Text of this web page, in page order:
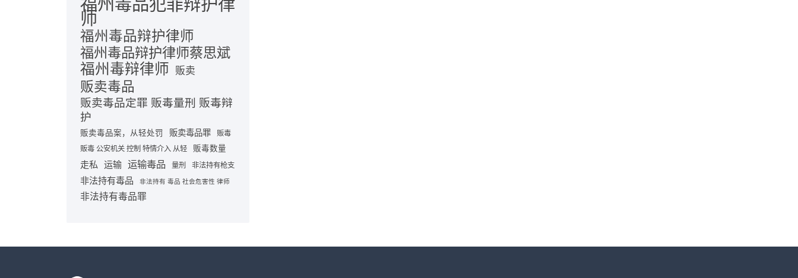
师
福州毒品辩护律师
福州毒品辩护律师蔡思斌
福州毒辩律师 贩卖
贩卖毒品
贩卖毒品定罪 贩毒量刑 贩毒辩
护
贩卖毒品案，从轻处罚 贩卖毒品罪
贩毒
贩毒 公安机关 控制 特情介入 从轻
贩毒数量
走私 运输 运输毒品 量刑 非法持有枪支
非法持有毒品 非法持有 毒品 社会危害性 律师
非法持有毒品罪